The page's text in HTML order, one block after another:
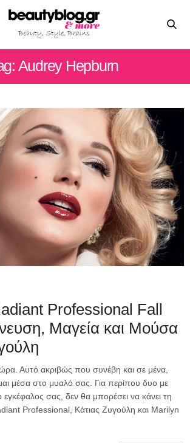
Audrey Hepburn
Professional Fall
Μαγεία και Μούσα
Αυτό ακριβώς που συνέβη και σε μένα,
μέσα στο μυαλό σας. Για περίπου δυο με
εγκέφαλος σας, δεν θα μπορέσει να κάνει τη
Professional, Κάτιας Ζυγούλη και Marilyn